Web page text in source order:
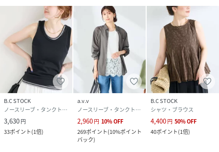
原産国 中国
素材 本体:綿100%
サイズ
クリーニング 本体:手洗い可能
品番
RW8339_26080700835010
26080700835010-001-009 RW8339)
B.C STOCK
ノースリーブ・タンクトップ
3,630円
33ポイント(1倍)
a.v.v
ノースリーブ・タンクトップ
2,960円 10%OFF
269ポイント(10%ポイント
バック)
B.C STOCK
シャツ・ブラウス
4,400円 50%OFF
40ポイント(1倍)